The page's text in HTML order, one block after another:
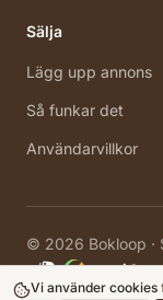
Sälja
Lägg upp annons
Så funkar det
Användarvillkor
© 2026 Bokloop ·
Vi använder cookies